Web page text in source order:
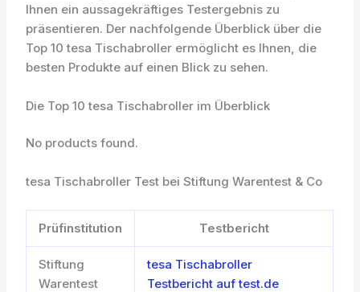
Ihnen ein aussagekräftiges Testergebnis zu
präsentieren. Der nachfolgende Überblick über die
Top 10 tesa Tischabroller ermöglicht es Ihnen, die
besten Produkte auf einen Blick zu sehen.
Die Top 10 tesa Tischabroller im Überblick
No products found.
tesa Tischabroller Test bei Stiftung Warentest & Co
Prüfinstitution Testbericht
Stiftung
Warentest
tesa Tischabroller
Testbericht auf test.de